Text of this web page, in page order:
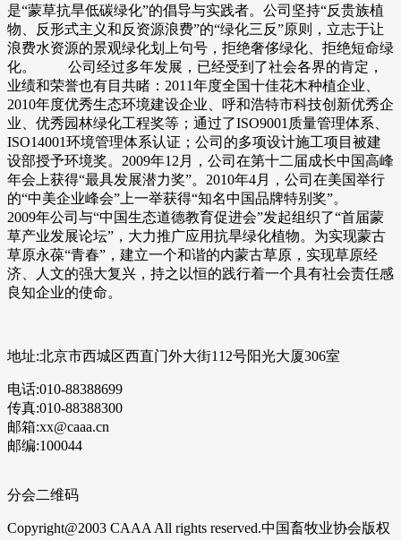
是“蒙草抗旱低碳绿化”的倡导与实践者。公司坚持“反贵族植
物、反形式主义和反资源浪费”的“绿化三反”原则，立志于让
浪费水资源的景观绿化划上句号，拒绝奢侈绿化、拒绝短命绿
化。 公司经过多年发展，已经受到了社会各界的肯定，
业绩和荣誉也有目共睹：2011年度全国十佳花木种植企业、
2010年度优秀生态环境建设企业、呼和浩特市科技创新优秀企
业、优秀园林绿化工程奖等；通过了ISO9001质量管理体系、
ISO14001环境管理体系认证；公司的多项设计施工项目被建
设部授予环境奖。2009年12月，公司在第十二届成长中国高峰
年会上获得“最具发展潜力奖”。2010年4月，公司在美国举行
的“中美企业峰会”上一举获得“知名中国品牌特别奖”。
2009年公司与“中国生态道德教育促进会”发起组织了“首届蒙
草产业发展论坛”，大力推广应用抗旱绿化植物。为实现蒙古
草原永葆“青春”，建立一个和谐的内蒙古草原，实现草原经
济、人文的强大复兴，持之以恒的践行着一个具有社会责任感
良知企业的使命。
地址:北京市西城区西直门外大街112号阳光大厦306室
电话:010-88388699
传真:010-88388300
邮箱:xx@caaa.cn
邮编:100044
分会二维码
Copyright@2003 CAAA All rights reserved.中国畜牧业协会版权